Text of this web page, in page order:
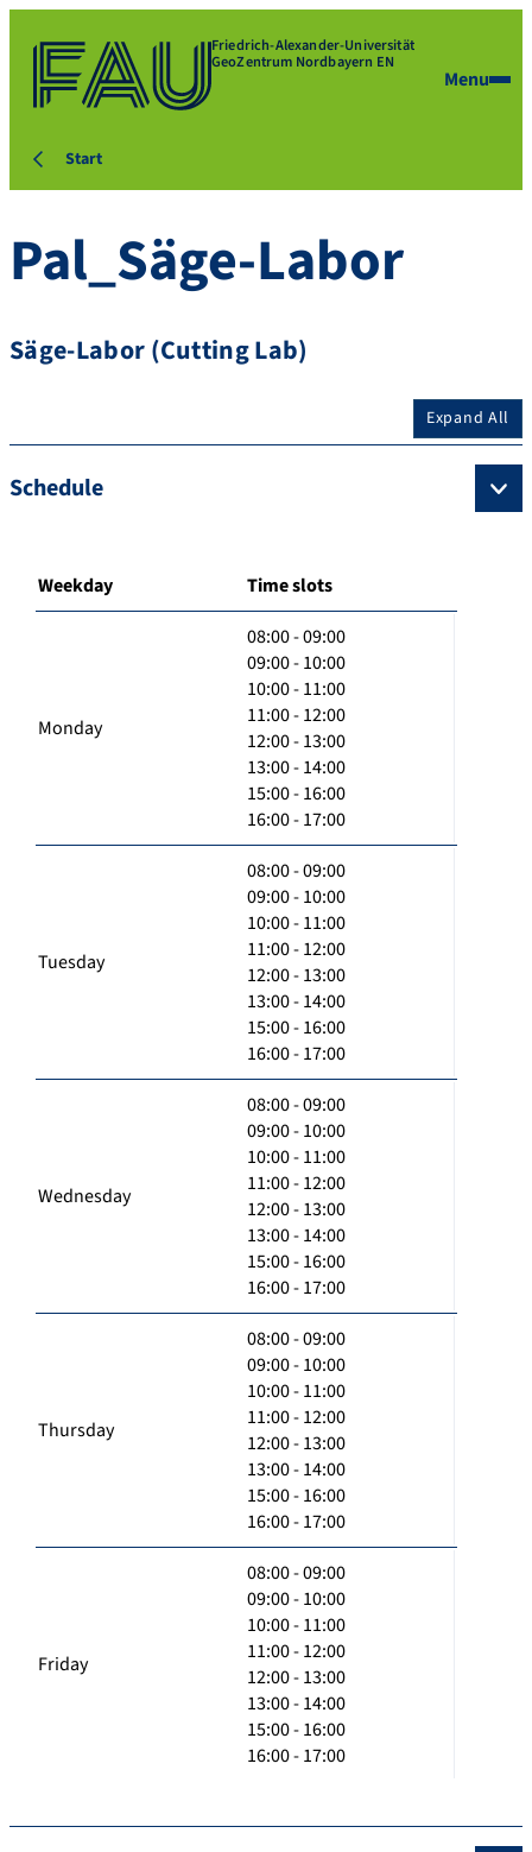
Friedrich-Alexander-Universität
GeoZentrum Nordbayern EN
Menu
Start
Pal_Säge-Labor
Säge-Labor (Cutting Lab)
Expand All
Schedule
Weekday Time slots
Monday
08:00 - 09:00
09:00 - 10:00
10:00 - 11:00
11:00 - 12:00
12:00 - 13:00
13:00 - 14:00
15:00 - 16:00
16:00 - 17:00
Tuesday
08:00 - 09:00
09:00 - 10:00
10:00 - 11:00
11:00 - 12:00
12:00 - 13:00
13:00 - 14:00
15:00 - 16:00
16:00 - 17:00
Wednesday
08:00 - 09:00
09:00 - 10:00
10:00 - 11:00
11:00 - 12:00
12:00 - 13:00
13:00 - 14:00
15:00 - 16:00
16:00 - 17:00
Thursday
08:00 - 09:00
09:00 - 10:00
10:00 - 11:00
11:00 - 12:00
12:00 - 13:00
13:00 - 14:00
15:00 - 16:00
16:00 - 17:00
Friday
08:00 - 09:00
09:00 - 10:00
10:00 - 11:00
11:00 - 12:00
12:00 - 13:00
13:00 - 14:00
15:00 - 16:00
16:00 - 17:00